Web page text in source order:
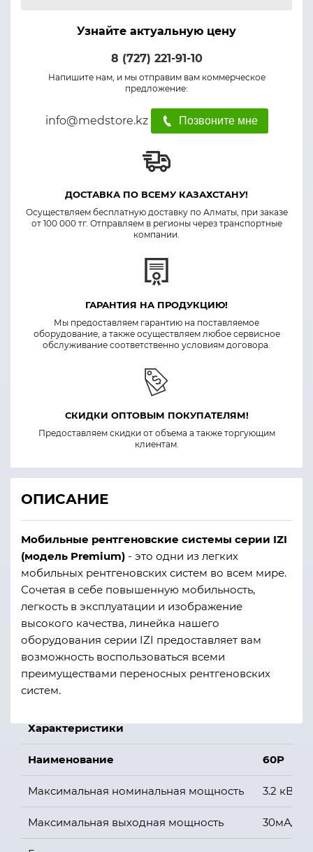
Узнайте актуальную цену
8 (727) 221-91-10
Напишите нам, и мы отправим вам коммерческое
предложение:
info@medstore.kz Позвоните мне
ДОСТАВКА ПО ВСЕМУ КАЗАХСТАНУ!
Осуществляем бесплатную доставку по Алматы, при заказе
от 100 000 тг. Отправляем в регионы через транспортные
компании.
ГАРАНТИЯ НА ПРОДУКЦИЮ!
Мы предоставляем гарантию на поставляемое
оборудование, а также осуществляем любое сервисное
обслуживание соответственно условиям договора.
СКИДКИ ОПТОВЫМ ПОКУПАТЕЛЯМ!
Предоставляем скидки от объема а также торгующим
клиентам.
ОПИСАНИЕ
Мобильные рентгеновские системы серии IZI
(модель Premium) - это одни из легких
мобильных рентгеновских систем во всем мире.
Сочетая в себе повышенную мобильность,
легкость в эксплуатации и изображение
высокого качества, линейка нашего
оборудования серии IZI предоставляет вам
возможность воспользоваться всеми
преимуществами переносных рентгеновских
систем.
Характеристики
Наименование 60P
Максимальная номинальная мощность 3.2 кВт
Максимальная выходная мощность 30мА/